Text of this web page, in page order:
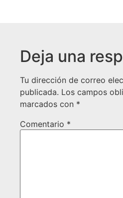
Deja una
Tu dirección de correo
publicada. Los campos
marcados con *
Comentario *